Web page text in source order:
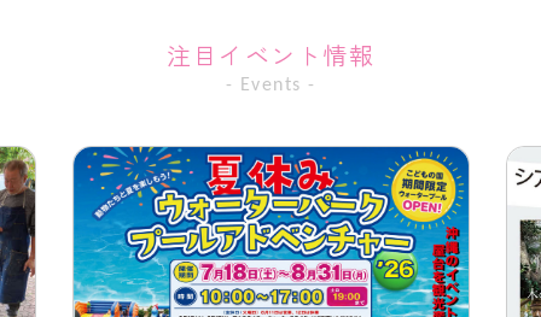
注目イベント情報
- Events -